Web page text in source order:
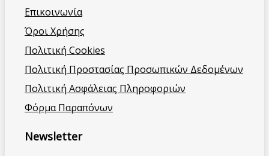
Επικοινωνία
Όροι Χρήσης
Πολιτική Cookies
Πολιτική Προστασίας Προσωπικών Δεδομένων
Πολιτική Ασφάλειας Πληροφοριών
Φόρμα Παραπόνων
Newsletter